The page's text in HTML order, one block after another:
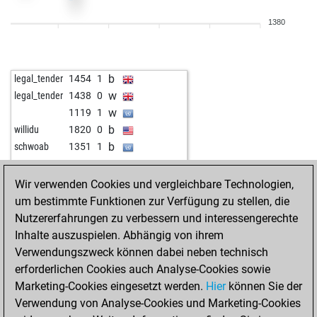
b
berni1951 1578 r w
dukic 1794 1 b
1559 1 w
marcp70 1541 r w
uli-k 1934 0 b
uli-k 1913 0 w
jim cowden 2013 0 b
ttarkas31 1857 0 b
mitjko 1561 1 w
rubinsteinov 1679 0 b
johannesjohann04 1386 0 w
shefi12 1655 0 b
botvinnikrook 1499 0 b
mima55509 1634 1 b
1380
legal_tender 1454 1 b
legal_tender 1438 0 w
1119 1 w
willidu 1820 0 b
schwoab 1351 1 b
Wir verwenden Cookies und vergleichbare Technologien,
um bestimmte Funktionen zur Verfügung zu stellen, die
Nutzererfahrungen zu verbessern und interessengerechte
Inhalte auszuspielen. Abhängig von ihrem
Verwendungszweck können dabei neben technisch
erforderlichen Cookies auch Analyse-Cookies sowie
Marketing-Cookies eingesetzt werden. Hierkönnen Sie der
Verwendung von Analyse-Cookies und Marketing-Cookies